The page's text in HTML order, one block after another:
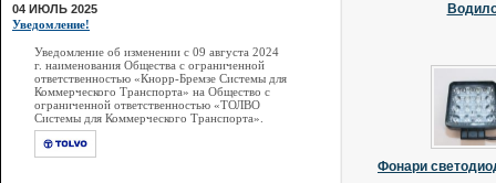
04 ИЮЛЬ 2025
Уведомление!
Уведомление об изменении с 09 августа 2024
г. наименования Общества с ограниченной
ответственностью «Кнорр-Бремзе Системы для
Коммерческого Транспорта» на Общество с
ограниченной ответственностью «ТОЛВО
Системы для Коммерческого Транспорта».
Фонари